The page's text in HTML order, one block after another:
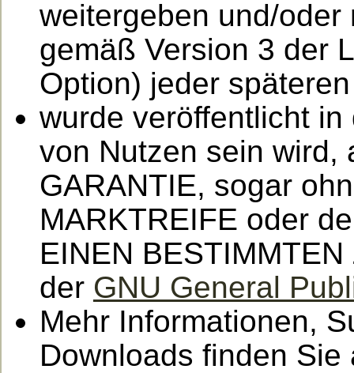
weitergeben und/
gemäß Version 3 der
Option) jeder
wurde veröffentlicht
von Nutzen sein wird,
GARANTIE, sogar
MARKTREIFE oder
EINEN
der GNU General
Mehr Informationen,
Downloads finden